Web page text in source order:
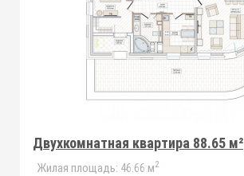
Двухкомнатная квартира 88.65 м²
Жилая площадь: 46.66 м2